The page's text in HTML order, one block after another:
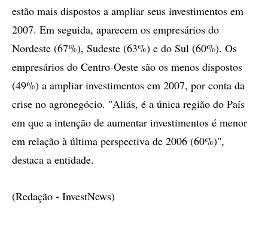
estão mais dispostos a ampliar seus investimentos em
2007. Em seguida, aparecem os empresários do
Nordeste (67%), Sudeste (63%) e do Sul (60%). Os
empresários do Centro-Oeste são os menos dispostos
(49%) a ampliar investimentos em 2007, por conta da
crise no agronegócio. "Aliás, é a única região do País
em que a intenção de aumentar investimentos é menor
em relação à última perspectiva de 2006 (60%)",
destaca a entidade.
(Redação - InvestNews)